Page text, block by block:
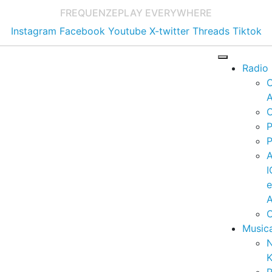
FREQUENZEPLAY EVERYWHERE
Instagram Facebook Youtube X-twitter Threads Tiktok
Radio
e